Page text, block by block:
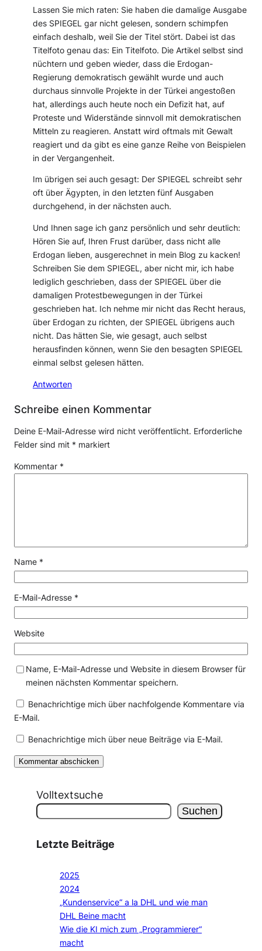
Lassen Sie mich raten: Sie haben die damalige Ausgabe
des SPIEGEL gar nicht gelesen, sondern schimpfen
einfach deshalb, weil Sie der Titel stört. Dabei ist das
Titelfoto genau das: Ein Titelfoto. Die Artikel selbst sind
nüchtern und geben wieder, dass die Erdogan-
Regierung demokratisch gewählt wurde und auch
durchaus sinnvolle Projekte in der Türkei angestoßen
hat, allerdings auch heute noch ein Defizit hat, auf
Proteste und Widerstände sinnvoll mit demokratischen
Mitteln zu reagieren. Anstatt wird oftmals mit Gewalt
reagiert und da gibt es eine ganze Reihe von Beispielen
in der Vergangenheit.
Im übrigen sei auch gesagt: Der SPIEGEL schreibt sehr
oft über Ägypten, in den letzten fünf Ausgaben
durchgehend, in der nächsten auch.
Und Ihnen sage ich ganz persönlich und sehr deutlich:
Hören Sie auf, Ihren Frust darüber, dass nicht alle
Erdogan lieben, ausgerechnet in mein Blog zu kacken!
Schreiben Sie dem SPIEGEL, aber nicht mir, ich habe
lediglich geschrieben, dass der SPIEGEL über die
damaligen Protestbewegungen in der Türkei
geschrieben hat. Ich nehme mir nicht das Recht heraus,
über Erdogan zu richten, der SPIEGEL übrigens auch
nicht. Das hätten Sie, wie gesagt, auch selbst
herausfinden können, wenn Sie den besagten SPIEGEL
einmal selbst gelesen hätten.
Antworten
Schreibe einen Kommentar
Deine E-Mail-Adresse wird nicht veröffentlicht. Erforderliche
Felder sind mit * markiert
Kommentar *
Name *
E-Mail-Adresse *
Website
Name, E-Mail-Adresse und Website in diesem Browser für
meinen nächsten Kommentar speichern.
Benachrichtige mich über nachfolgende Kommentare via
E-Mail.
Benachrichtige mich über neue Beiträge via E-Mail.
Volltextsuche
Suchen
Letzte Beiträge
2025
2024
„Kundenservice“ a la DHL und wie man
DHL Beine macht
Wie die KI mich zum „Programmierer“
macht